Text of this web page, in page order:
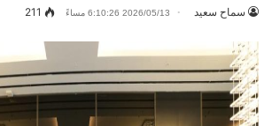
سماح سعيد 2026/05/13 6:10:26 مساءً 211